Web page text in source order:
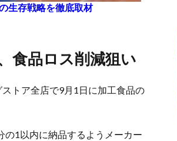
生存戦略を徹底取材
食品ロス削減狙い
トア全店で9月1日に加工食品の
1以内に納品するようメーカー